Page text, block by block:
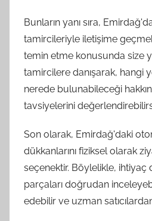
Bunların yanı sıra,
tamircileriyle iletişime
temin etme konusunda size
tamircilere danışarak, hangi
nerede bulunabileceği
tavsiyelerini
Son olarak, Emirdağ'daki
dükkanlarını fiziksel olarak
seçenektir. Böylelikle,
parçaları doğrudan
edebilir ve uzman